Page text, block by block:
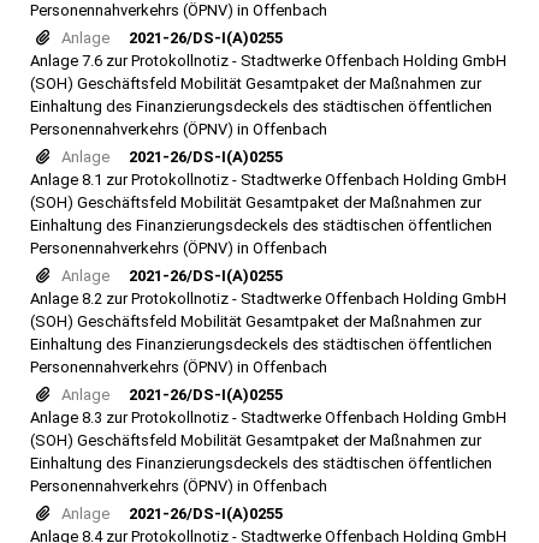
Personennahverkehrs (ÖPNV) in Offenbach
Anlage
2021-26/DS-I(A)0255
Anlage 7.6 zur Protokollnotiz - Stadtwerke Offenbach Holding GmbH
(SOH) Geschäftsfeld Mobilität Gesamtpaket der Maßnahmen zur
Einhaltung des Finanzierungsdeckels des städtischen öffentlichen
Personennahverkehrs (ÖPNV) in Offenbach
Anlage
2021-26/DS-I(A)0255
Anlage 8.1 zur Protokollnotiz - Stadtwerke Offenbach Holding GmbH
(SOH) Geschäftsfeld Mobilität Gesamtpaket der Maßnahmen zur
Einhaltung des Finanzierungsdeckels des städtischen öffentlichen
Personennahverkehrs (ÖPNV) in Offenbach
Anlage
2021-26/DS-I(A)0255
Anlage 8.2 zur Protokollnotiz - Stadtwerke Offenbach Holding GmbH
(SOH) Geschäftsfeld Mobilität Gesamtpaket der Maßnahmen zur
Einhaltung des Finanzierungsdeckels des städtischen öffentlichen
Personennahverkehrs (ÖPNV) in Offenbach
Anlage
2021-26/DS-I(A)0255
Anlage 8.3 zur Protokollnotiz - Stadtwerke Offenbach Holding GmbH
(SOH) Geschäftsfeld Mobilität Gesamtpaket der Maßnahmen zur
Einhaltung des Finanzierungsdeckels des städtischen öffentlichen
Personennahverkehrs (ÖPNV) in Offenbach
Anlage
2021-26/DS-I(A)0255
Anlage 8.4 zur Protokollnotiz - Stadtwerke Offenbach Holding GmbH